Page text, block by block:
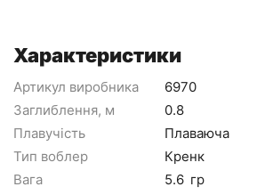
Характеристики
Артикул виробника
6970
Заглиблення, м
0.8
Плавучість
Плаваюча
Тип воблер
Кренк
Вага
5.6 гр